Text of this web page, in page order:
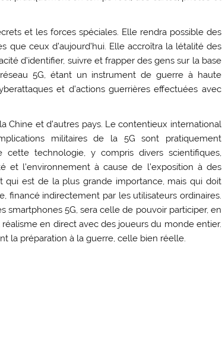
et les forces spéciales. Elle rendra possible des
que ceux d’aujourd’hui. Elle accroîtra la létalité des
d’identifier, suivre et frapper des gens sur la base
5G, étant un instrument de guerre à haute
et d’actions guerrières effectuées avec
Chine et d’autres pays. Le contentieux international
militaires de la 5G sont pratiquement
technologie, y compris divers scientifiques,
l’environnement à cause de l’exposition à des
qui est de la plus grande importance, mais qui doit
financé indirectement par les utilisateurs ordinaires.
smartphones 5G, sera celle de pouvoir participer, en
réalisme en direct avec des joueurs du monde entier.
la préparation à la guerre, celle bien réelle.